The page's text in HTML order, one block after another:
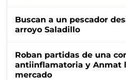
Buscan a un pescador
arroyo Saladillo
Roban partidas de una
antiinflamatoria y Anmat
mercado